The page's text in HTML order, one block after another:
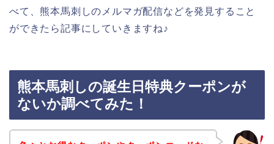
べて、熊本馬刺しのメルマガ配信などを発見すること
ができたら記事にしていきますね♪
熊本馬刺しの誕生日特典クーポンが
ないか調べてみた！